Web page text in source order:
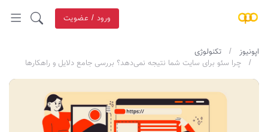
ورود / عضویت
اپونیوز
تکنولوژی
چرا سئو برای سایت شما نتیجه نمی‌دهد؟ بررسی جامع دلایل و راهکارها